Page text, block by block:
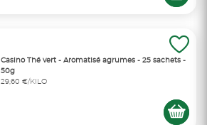
Casino Thé vert - Aromatisé agrumes - 25 sachets -
50g
29,60 €/KILO